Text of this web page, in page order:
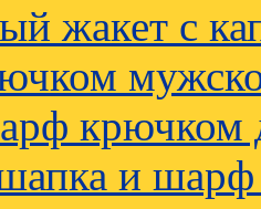
жакет с
и шарф